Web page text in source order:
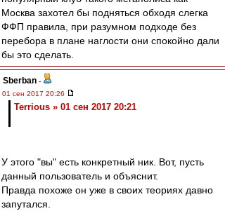
Москва захотел бы подняться обходя слегка
ФФП правила, при разумном подходе без
перебора в плане наглости они спокойно дали
бы это сделать.
Sberban -
01 сен 2017 20:26
Terrious » 01 сен 2017 20:21
У этого "вы" есть конкретный ник. Вот, пусть
данный пользователь и объяснит.
Правда похоже он уже в своих теориях давно
запутался.